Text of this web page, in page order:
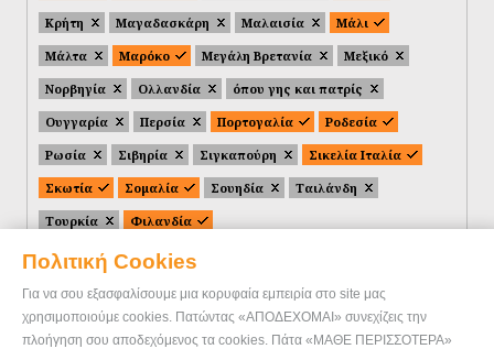
Πολιτική Cookies
Για να σου εξασφαλίσουμε μια κορυφαία εμπειρία στο site μας
χρησιμοποιούμε cookies. Πατώντας «ΑΠΟΔΕΧΟΜΑΙ» συνεχίζεις την
πλοήγηση σου αποδεχόμενος τα cookies. Πάτα «ΜΑΘΕ ΠΕΡΙΣΣΟΤΕΡΑ»
Κρήτη
Μαγαδασκάρη Μαλαισία
Μάλι
Μάλτα
Μαρόκο Μεγάλη Βρετανία
Μεξικό
Νορβηγία
Ολλανδία
όπου γης και πατρίς
Ουγγαρία
Περσία Πορτογαλία
Ροδεσία
Ρωσία
Σιβηρία Σιγκαπούρη
Σικελία Ιταλία
Σκωτία
Σομαλία Σουηδία
Ταιλάνδη
Τουρκία
Φιλανδία